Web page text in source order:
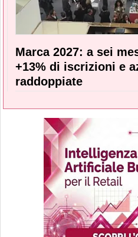
Marca 2027: a sei
+13% di iscrizioni e
raddoppiate